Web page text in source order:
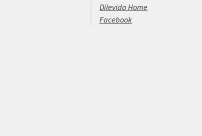
Dilevida Home
Facebook